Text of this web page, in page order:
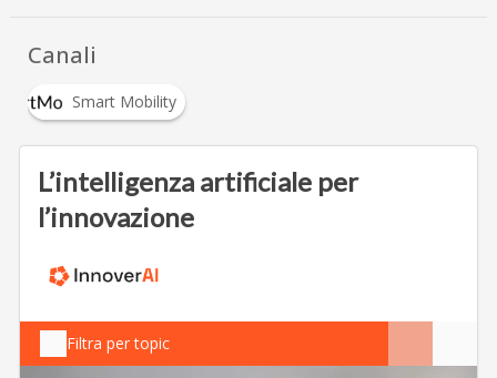
Canali
Smart Mobility
L’intelligenza artificiale per
l’innovazione
Filtra per topic